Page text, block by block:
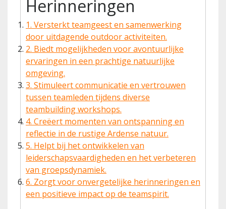
Herinneringen
1. Versterkt teamgeest en samenwerking
door uitdagende outdoor activiteiten.
2. Biedt mogelijkheden voor avontuurlijke
ervaringen in een prachtige natuurlijke
omgeving.
3. Stimuleert communicatie en vertrouwen
tussen teamleden tijdens diverse
teambuilding workshops.
4. Creëert momenten van ontspanning en
reflectie in de rustige Ardense natuur.
5. Helpt bij het ontwikkelen van
leiderschapsvaardigheden en het verbeteren
van groepsdynamiek.
6. Zorgt voor onvergetelijke herinneringen en
een positieve impact op de teamspirit.